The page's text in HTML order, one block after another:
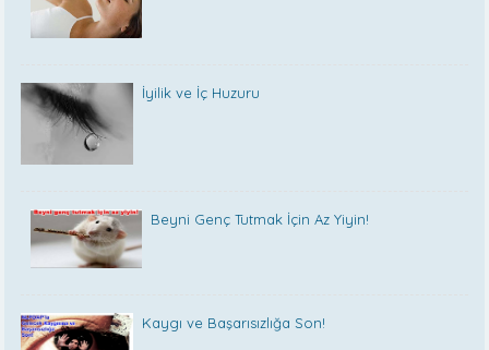
İyilik ve İç Huzuru
Beyni Genç Tutmak İçin Az Yiyin!
Kaygı ve Başarısızlığa Son!